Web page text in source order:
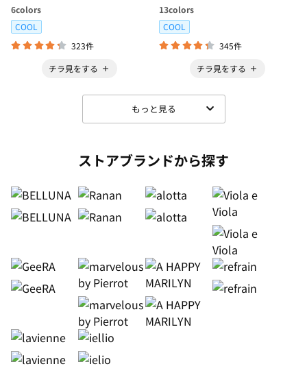
6colors
COOL
323件
チラ見をする
13colors
COOL
345件
チラ見をする
もっと見る
ストアブランドから探す